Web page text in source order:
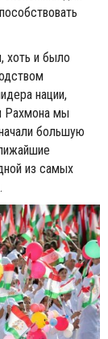
хоть и было
нации,
Рахмона мы
большую
из самых